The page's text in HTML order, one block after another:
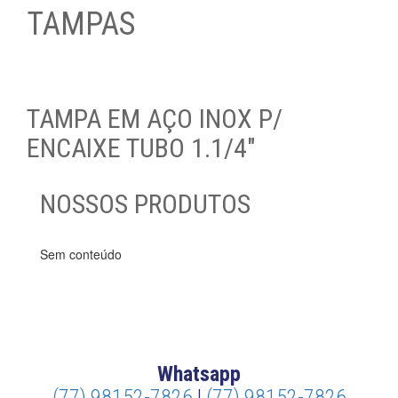
TAMPAS
TAMPA EM AÇO INOX P/
ENCAIXE TUBO 1.1/4″
NOSSOS PRODUTOS
Sem conteúdo
Whatsapp